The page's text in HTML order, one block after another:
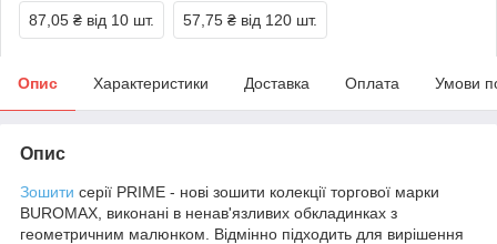
87,05 ₴ від 10 шт. 57,75 ₴ від 120 шт.
Опис Характеристики Доставка Оплата Умови
Опис
Зошити серії PRIME - нові зошити колекції торгової марки
BUROMAX, виконані в ненав'язливих обкладинках з
геометричним малюнком. Відмінно підходить для вирішення